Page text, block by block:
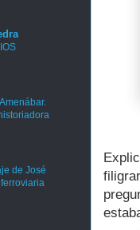
de José